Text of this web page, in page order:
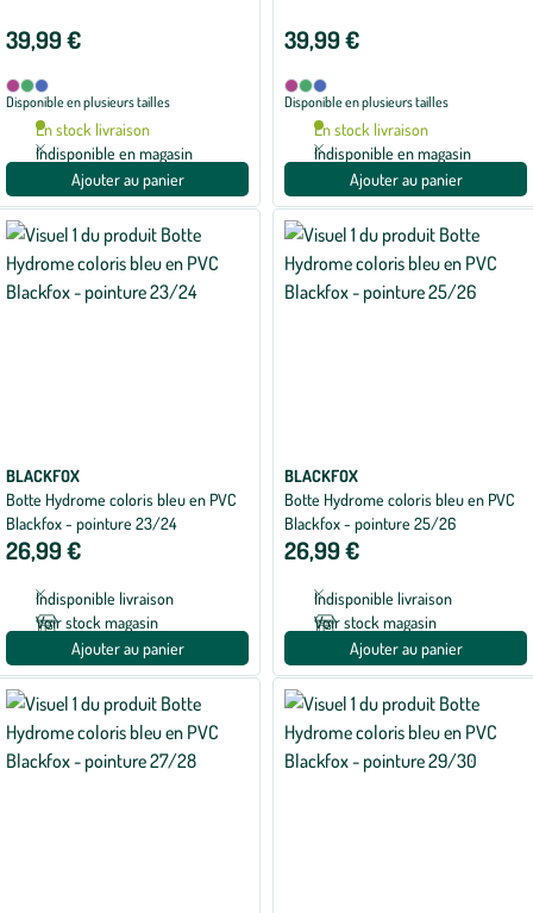
39,99 €
Disponible
en
coloris
Framboise
KakiMarine
Disponible en plusieurs tailles
En stock livraison
Indisponible en magasin
Ajouter au panier
39,99 €
Disponible
en
coloris
Framboise
KakiMarine
Disponible en plusieurs tailles
En stock livraison
Indisponible en magasin
Ajouter au panier
BLACKFOX
Botte Hydrome coloris bleu en PVC
Blackfox - pointure 23/24
26,99 €
Indisponible livraison
Voir stock magasin
Ajouter au panier
BLACKFOX
Botte Hydrome coloris bleu en PVC
Blackfox - pointure 25/26
26,99 €
Indisponible livraison
Voir stock magasin
Ajouter au panier